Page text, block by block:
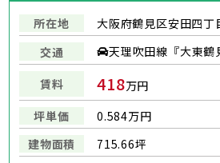
所在地
大阪府鶴見区安田四丁
交通
天理吹田線『大東鶴
賃料 418万円
坪単価
0.584万円
建物面積
715.66坪